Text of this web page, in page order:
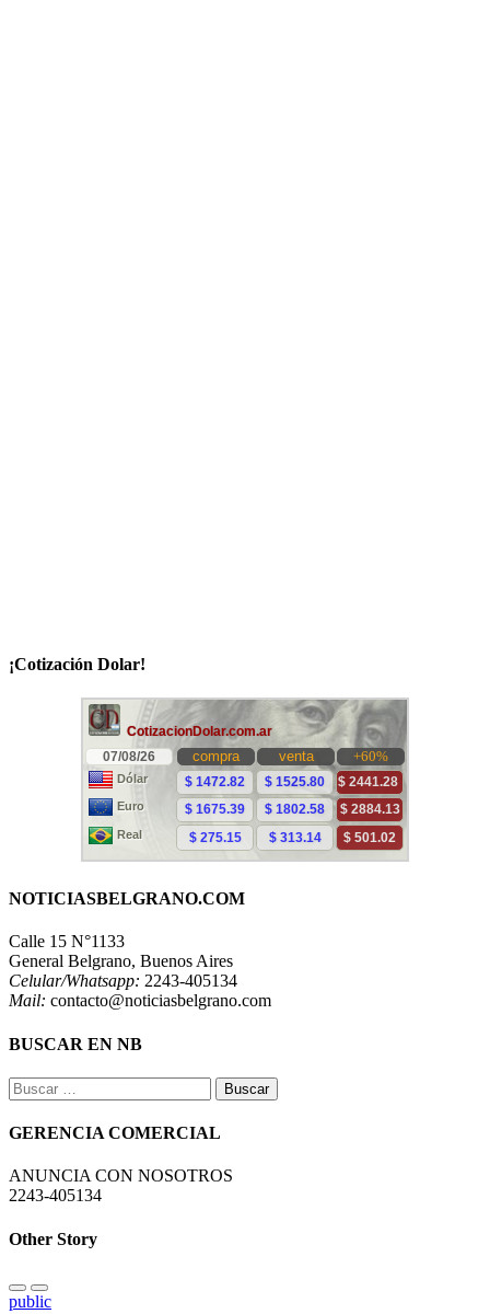
¡Cotización Dolar!
NOTICIASBELGRANO.COM
Calle 15 N°1133
General Belgrano, Buenos Aires
Celular/Whatsapp: 2243-405134
Mail: contacto@noticiasbelgrano.com
BUSCAR EN NB
Buscar:
GERENCIA COMERCIAL
ANUNCIA CON NOSOTROS
2243-405134
Other Story
public